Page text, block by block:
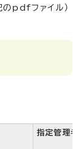
のpdfファイル）
指定管理者